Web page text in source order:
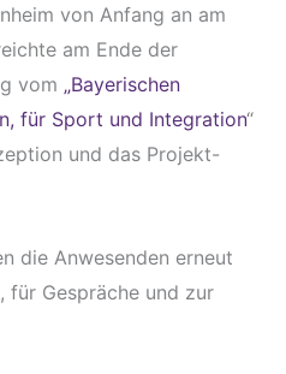
von Anfang an am
am Ende der
vom „Bayerischen
für Sport und Integration“
und das Projekt-
die Anwesenden erneut
für Gespräche und zur